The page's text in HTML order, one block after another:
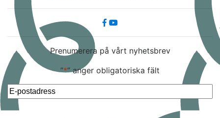
Prenumerera på vårt nyhetsbrev
”*” anger obligatoriska fält
post*